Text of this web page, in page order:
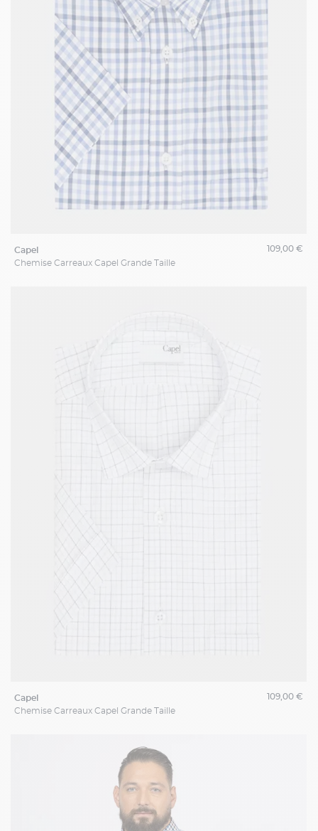
capel
Chemise Carreaux Capel Grande Taille
109,00 €
capel
Chemise Carreaux Capel Grande Taille
109,00 €